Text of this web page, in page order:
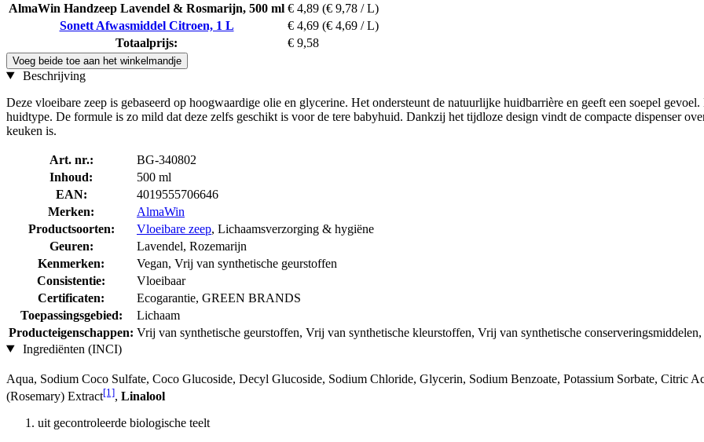
AlmaWin Handzeep Lavendel & Rosmarijn, 500 ml € 4,89 (€ 9,78 / L)
Sonett Afwasmiddel Citroen, 1 L
€ 4,69 (€ 4,69 / L)
Totaalprijs:
€ 9,58
Voeg beide toe aan het winkelmandje
Beschrijving
Deze vloeibare zeep is gebaseerd op hoogwaardige olie en glycerine. Het ondersteunt de natuurlijke huidbarrière en geeft een soepel
huidtype. De formule is zo mild dat deze zelfs geschikt is voor de tere babyhuid. Dankzij het tijdloze design vindt de compacte dispenser
keuken is.
Art. nr.:
BG-340802
Inhoud:
500 ml
EAN:
4019555706646
Merken:
AlmaWin
Productsoorten:
Vloeibare zeep, Lichaamsverzorging & hygiëne
Geuren:
Lavendel, Rozemarijn
Kenmerken:
Vegan, Vrij van synthetische geurstoffen
Consistentie:
Vloeibaar
Certificaten:
Ecogarantie, GREEN BRANDS
Toepassingsgebied:
Lichaam
Producteigenschappen: Vrij van synthetische geurstoffen, Vrij van synthetische kleurstoffen, Vrij van synthetische
Ingrediënten (INCI)
Aqua, Sodium Coco­ Sulfate, Coco Glucoside, Decyl Glucoside, Sodium Chloride, Glycerin, Sodium Benzoate, Potassium Sorbate, Citric
(Rosemary) Extract[1], Linalool
uit gecontroleerde biologische teelt